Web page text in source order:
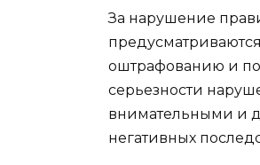
За нарушение
оштрафованию и
серьезности
внимательными и
негативных